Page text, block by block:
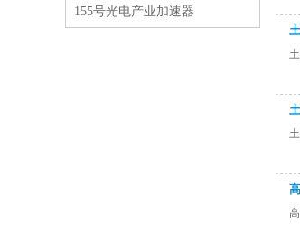
155号光电产业加速器